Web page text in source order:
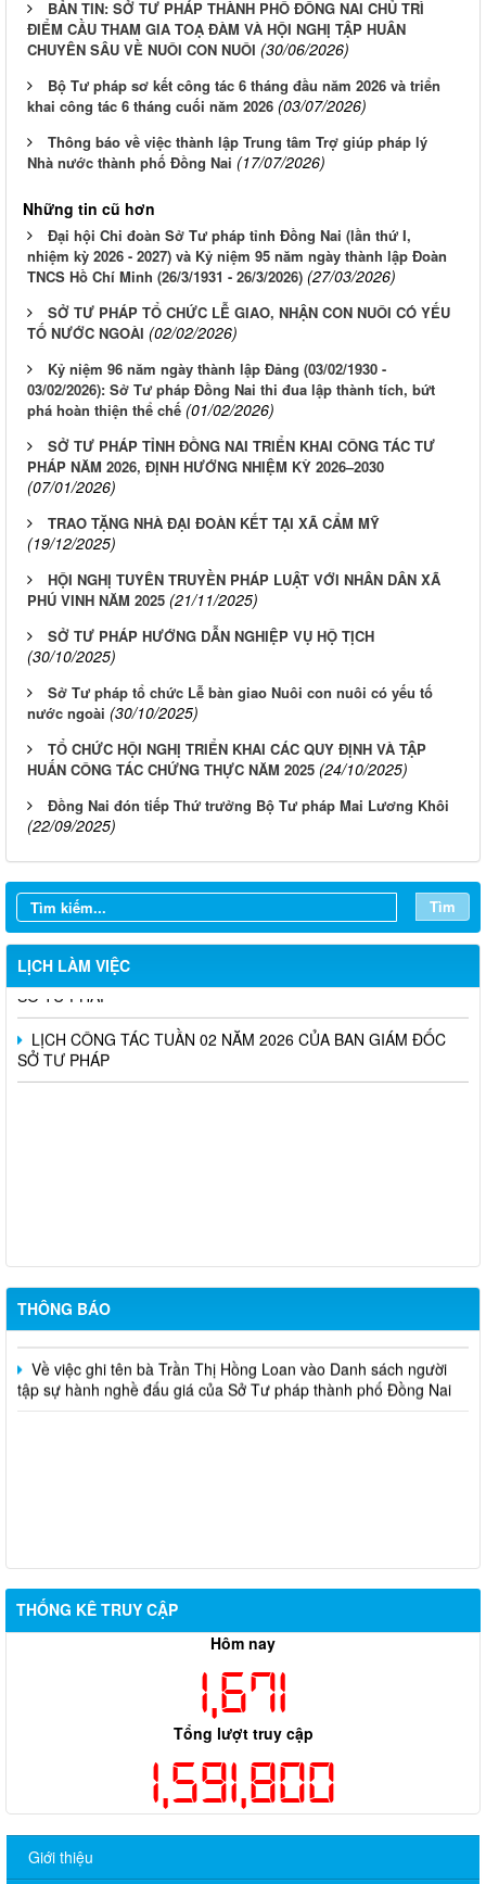
BẢN TIN: SỞ TƯ PHÁP THÀNH PHỐ ĐỒNG NAI CHỦ TRÌ
ĐIỂM CẦU THAM GIA TOẠ ĐÀM VÀ HỘI NGHỊ TẬP HUÂN
CHUYÊN SÂU VỀ NUÔI CON NUÔI (30/06/2026)
Bộ Tư pháp sơ kết công tác 6 tháng đầu năm 2026 và triển
khai công tác 6 tháng cuối năm 2026 (03/07/2026)
Thông báo về việc thành lập Trung tâm Trợ giúp pháp lý
Nhà nước thành phố Đồng Nai (17/07/2026)
Những tin cũ hơn
Đại hội Chi đoàn Sở Tư pháp tỉnh Đồng Nai (lần thứ I,
nhiệm kỳ 2026 - 2027) và Kỷ niệm 95 năm ngày thành lập Đoàn
TNCS Hồ Chí Minh (26/3/1931 - 26/3/2026) (27/03/2026)
SỞ TƯ PHÁP TỔ CHỨC LỄ GIAO, NHẬN CON NUÔI CÓ YẾU
TỐ NƯỚC NGOÀI (02/02/2026)
Kỷ niệm 96 năm ngày thành lập Đảng (03/02/1930 -
03/02/2026): Sở Tư pháp Đồng Nai thi đua lập thành tích, bứt
phá hoàn thiện thể chế (01/02/2026)
SỞ TƯ PHÁP TỈNH ĐỒNG NAI TRIỂN KHAI CÔNG TÁC TƯ
PHÁP NĂM 2026, ĐỊNH HƯỚNG NHIỆM KỲ 2026–2030
(07/01/2026)
TRAO TẶNG NHÀ ĐẠI ĐOÀN KẾT TẠI XÃ CẨM MỸ
(19/12/2025)
HỘI NGHỊ TUYÊN TRUYỀN PHÁP LUẬT VỚI NHÂN DÂN XÃ
PHÚ VINH NĂM 2025 (21/11/2025)
SỞ TƯ PHÁP HƯỚNG DẪN NGHIỆP VỤ HỘ TỊCH
(30/10/2025)
Sở Tư pháp tổ chức Lễ bàn giao Nuôi con nuôi có yếu tố
nước ngoài (30/10/2025)
TỔ CHỨC HỘI NGHỊ TRIỂN KHAI CÁC QUY ĐỊNH VÀ TẬP
HUẤN CÔNG TÁC CHỨNG THỰC NĂM 2025 (24/10/2025)
Đồng Nai đón tiếp Thứ trưởng Bộ Tư pháp Mai Lương Khôi
(22/09/2025)
Tìm
LỊCH LÀM VIỆC
LỊCH CÔNG TÁC TUẦN 13 NĂM 2026 CỦA BAN GIÁM ĐỐC
LỊCH CÔNG TÁC TUẦN 10 NĂM 2026 CỦA BAN GIÁM ĐỐC
SỞ TƯ PHÁP
LỊCH CÔNG TÁC TUẦN 09 NĂM 2026 CỦA BAN GIÁM ĐỐC
SỞ TƯ PHÁP
LỊCH CÔNG TÁC TUẦN 02 NĂM 2026 CỦA BAN GIÁM ĐỐC
SỞ TƯ PHÁP
THÔNG BÁO
CẤP LẠI THẺ CÔNG CHỨNG VIÊN (Dương Anh Dũng)
CẤP THẺ CÔNG CHỨNG VIÊN (Nguyễn Hoàng Tiên Khải)
Về việc ghi tên bà Trần Thị Hồng Loan vào Danh sách người
tập sự hành nghề đấu giá của Sở Tư pháp thành phố Đồng Nai
THỐNG KÊ TRUY CẬP
Hôm nay
1,671
Tổng lượt truy cập
1,591,800
Giới thiệu